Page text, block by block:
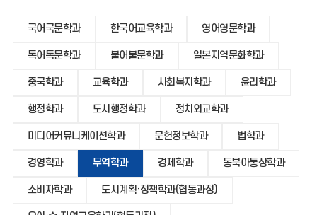
국어국문학과 한국어교육학과 영어영문학과
독어독문학과 불어불문학과 일본지역문화학과
중국학과 교육학과 사회복지학과 윤리학과
행정학과 도시행정학과 정치외교학과
미디어커뮤니케이션학과 문헌정보학과 법학과
경영학과 무역학과 경제학과 동북아통상학과
소비자학과 도시계획·정책학과(협동과정)